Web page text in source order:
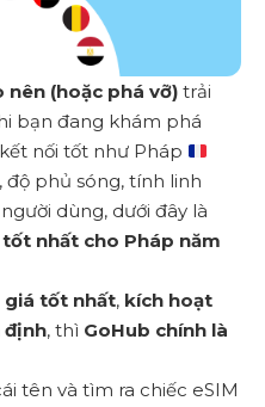
nên (hoặc phá vỡ) trải
bạn đang khám phá
kết nối tốt như Pháp
độ phủ sóng, tính linh
dùng, dưới đây là
nhất cho Pháp năm
giá tốt nhất, kích hoạt
định, thì GoHub chính là
tên và tìm ra chiếc eSIM